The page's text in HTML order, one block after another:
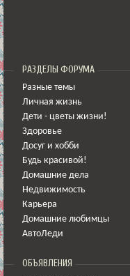
РАЗДЕЛЫ ФОРУМА
Разные темы
Личная жизнь
Дети - цветы жизни!
Здоровье
Досуг и хобби
Будь красивой!
Домашние дела
Недвижимость
Карьера
Домашние любимцы
АвтоЛеди
ОБЪЯВЛЕНИЯ